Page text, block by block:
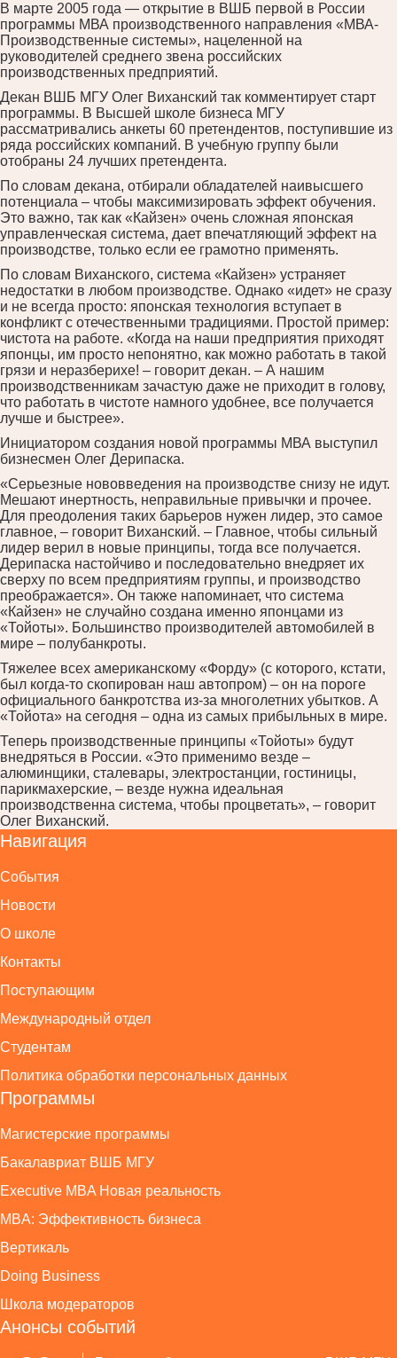
В марте 2005 года — открытие в ВШБ первой в России
программы МВА производственного направления «МВА-
Производственные системы», нацеленной на
руководителей среднего звена российских
производственных предприятий.
Декан ВШБ МГУ Олег Виханский так комментирует старт
программы. В Высшей школе бизнеса МГУ
рассматривались анкеты 60 претендентов, поступившие из
ряда российских компаний. В учебную группу были
отобраны 24 лучших претендента.
По словам декана, отбирали обладателей наивысшего
потенциала – чтобы максимизировать эффект обучения.
Это важно, так как «Кайзен» очень сложная японская
управленческая система, дает впечатляющий эффект на
производстве, только если ее грамотно применять.
По словам Виханского, система «Кайзен» устраняет
недостатки в любом производстве. Однако «идет» не сразу
и не всегда просто: японская технология вступает в
конфликт с отечественными традициями. Простой пример:
чистота на работе. «Когда на наши предприятия приходят
японцы, им просто непонятно, как можно работать в такой
грязи и неразберихе! – говорит декан. – А нашим
производственникам зачастую даже не приходит в голову,
что работать в чистоте намного удобнее, все получается
лучше и быстрее».
Инициатором создания новой программы МВА выступил
бизнесмен Олег Дерипаска.
«Серьезные нововведения на производстве снизу не идут.
Мешают инертность, неправильные привычки и прочее.
Для преодоления таких барьеров нужен лидер, это самое
главное, – говорит Виханский. – Главное, чтобы сильный
лидер верил в новые принципы, тогда все получается.
Дерипаска настойчиво и последовательно внедряет их
сверху по всем предприятиям группы, и производство
преображается». Он также напоминает, что система
«Кайзен» не случайно создана именно японцами из
«Тойоты». Большинство производителей автомобилей в
мире – полубанкроты.
Тяжелее всех американскому «Форду» (с которого, кстати,
был когда-то скопирован наш автопром) – он на пороге
официального банкротства из-за многолетних убытков. А
«Тойота» на сегодня – одна из самых прибыльных в мире.
Теперь производственные принципы «Тойоты» будут
внедряться в России. «Это применимо везде –
алюминщики, сталевары, электростанции, гостиницы,
парикмахерские, – везде нужна идеальная
производственна система, чтобы процветать», – говорит
Олег Виханский.
Навигация
События
Новости
О школе
Контакты
Поступающим
Международный отдел
Студентам
Политика обработки персональных данных
Программы
Магистерские программы
Бакалавриат ВШБ МГУ
Executive MBA Новая реальность
MBA: Эффективность бизнеса
Вертикаль
Doing Business
Школа модераторов
Анонсы событий